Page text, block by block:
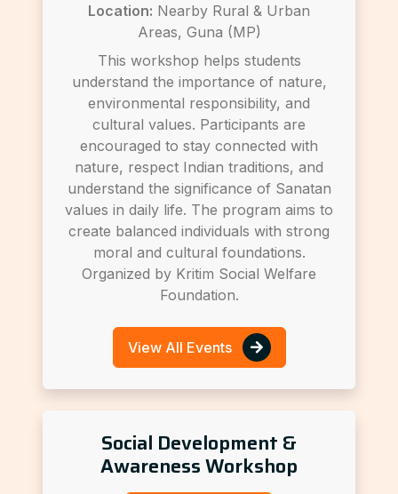
Location: Nearby Rural & Urban
Areas, Guna (MP)
This workshop helps students
understand the importance of nature,
environmental responsibility, and
cultural values. Participants are
encouraged to stay connected with
nature, respect Indian traditions, and
understand the significance of Sanatan
values in daily life. The program aims to
create balanced individuals with strong
moral and cultural foundations.
Organized by Kritim Social Welfare
Foundation.
View All Events
Social Development &
Awareness Workshop